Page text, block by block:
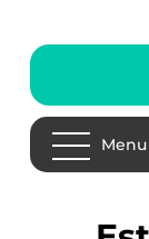
Menu